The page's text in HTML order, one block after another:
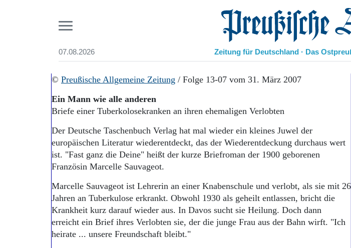
07.08.2026 Preußische Allgemeine Zeitung
Zeitung für Deutschland · Das
Start
Aktuelle Ausgabe
Abonnenten-Login
Abo Prämien
Archiv
Mediadaten
Schlesien
Danzig und
Suchen und finden
© Preußische Allgemeine Zeitung / Folge 13-07 vom 31. März 2007
Ein Mann wie alle anderen
Briefe einer Tuberkolosekranken an ihren ehemaligen Verlobten
Der Deutsche Taschenbuch Verlag hat mal wieder ein kleines Juwel der
europäischen Literatur wiederentdeckt, das der Wiederentdeckung durchaus wert
ist. "Fast ganz die Deine" heißt der kurze Briefroman der 1900 geborenen
Französin Marcelle Sauvageot.
Marcelle Sauvageot ist Lehrerin an einer Knabenschule und verlobt, als sie mit 26
Jahren an Tuberkulose erkrankt. Obwohl 1930 als geheilt entlassen, bricht die
Krankheit kurz darauf wieder aus. In Davos sucht sie Heilung. Doch dann
erreicht ein Brief ihres Verlobten sie, der die junge Frau aus der Bahn wirft. "Ich
heirate ... unsere Freundschaft bleibt."